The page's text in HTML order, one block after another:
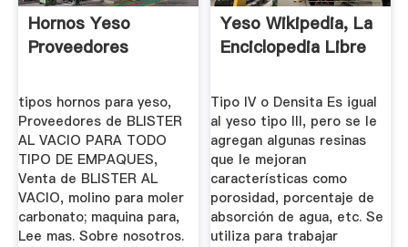
Hornos Yeso
Proveedores
tipos hornos para yeso,
Proveedores de BLISTER
AL VACIO PARA TODO
TIPO DE EMPAQUES,
Venta de BLISTER AL
VACIO, molino para moler
carbonato; maquina para,
Lee mas. Sobre nosotros.
Yeso Wikipedia, La
Enciclopedia Libre
Tipo IV o Densita Es igual
al yeso tipo III, pero se le
agregan algunas resinas
que le mejoran
características como
porosidad, porcentaje de
absorción de agua, etc. Se
utiliza para trabajar